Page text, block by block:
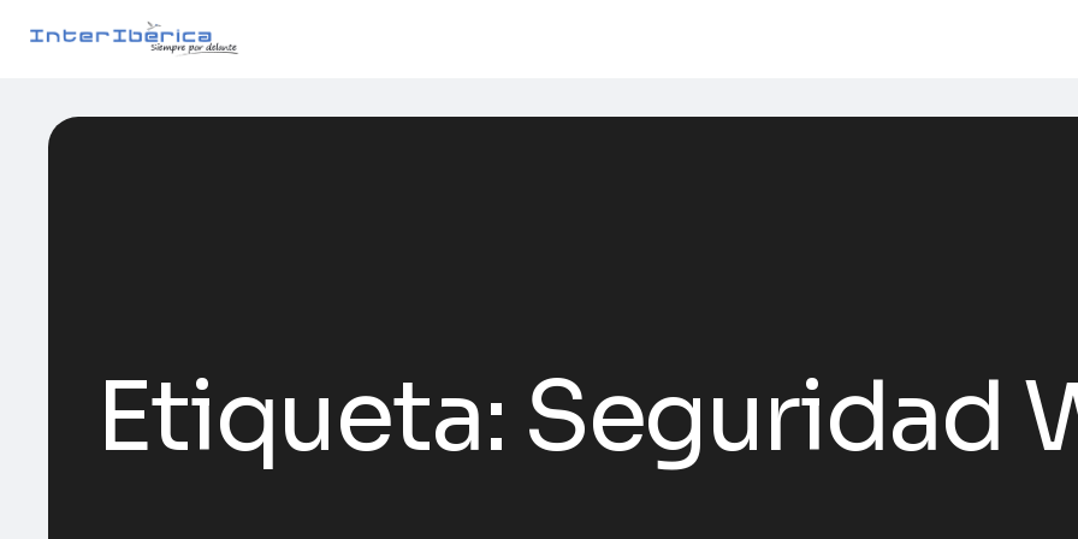
Etiqueta: Seguridad